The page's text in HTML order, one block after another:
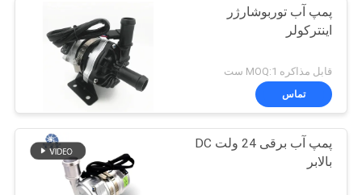
پمپ آب توربوشارژر
اینترکولر
قابل مذاکره MOQ:1 ست
تماس
پمپ آب برقی 24 ولت DC
بالابر